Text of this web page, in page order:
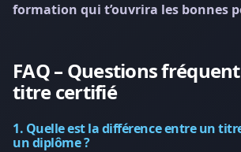
formation qui t’ouvrira les bonnes
FAQ – Questions
titre certifié
1. Quelle est la différence entre un
un diplôme ?